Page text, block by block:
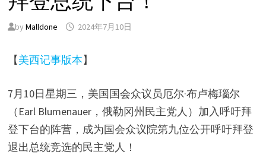
by Malldone 2024年7月10日
【美西记事版本】
7月10日星期三，美国国会众议员厄尔·布卢梅瑙尔
（Earl Blumenauer，俄勒冈州民主党人）加入呼吁拜
登下台的阵营，成为国会众议院第九位公开呼吁拜登
退出总统竞选的民主党人！